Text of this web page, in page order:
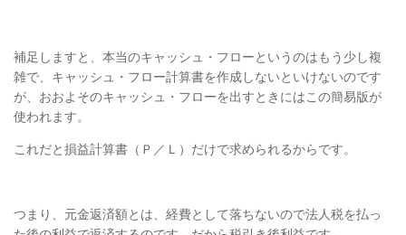
補足しますと、本当のキャッシュ・フローというのはもう少し複
雑で、キャッシュ・フロー計算書を作成しないといけないのです
が、 おおよそのキャッシュ・フローを出すときにはこの簡易版が
使われます。
これだと損益計算書（Ｐ／Ｌ）だけで求められるからです。
つまり、元金返済額とは、経費として落ちないので法人税を払っ